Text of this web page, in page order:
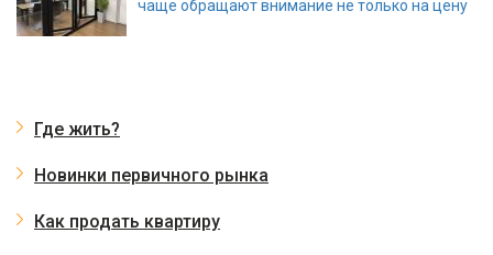
чаще обращают внимание не только на цену
Где жить?
Новинки первичного рынка
Как продать квартиру